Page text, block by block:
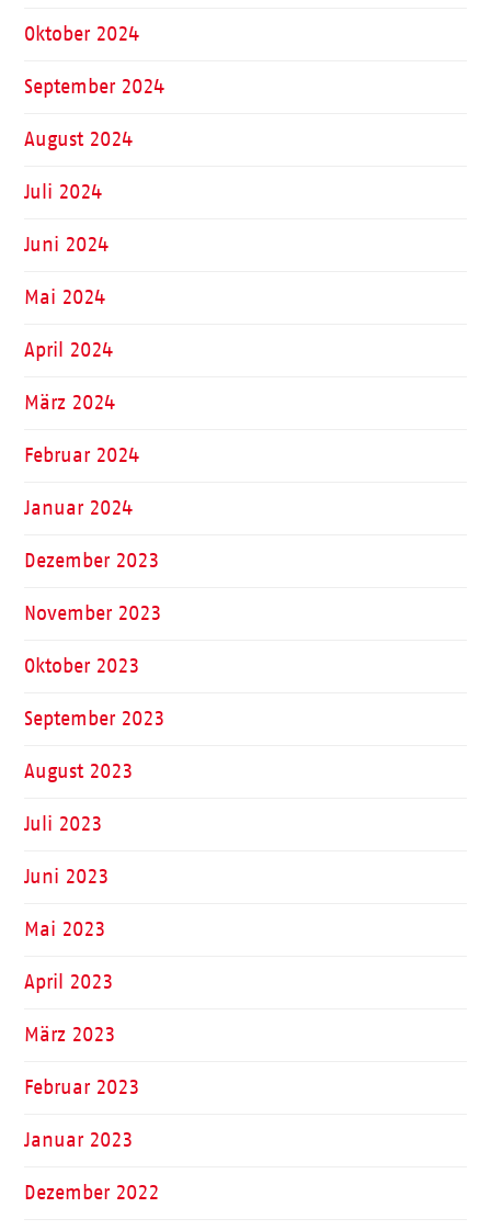
Oktober 2024
September 2024
August 2024
Juli 2024
Juni 2024
Mai 2024
April 2024
März 2024
Februar 2024
Januar 2024
Dezember 2023
November 2023
Oktober 2023
September 2023
August 2023
Juli 2023
Juni 2023
Mai 2023
April 2023
März 2023
Februar 2023
Januar 2023
Dezember 2022